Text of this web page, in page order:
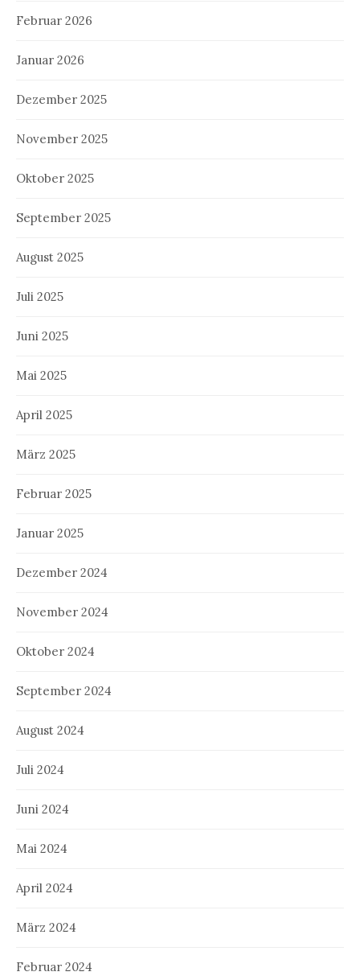
Februar 2026
Januar 2026
Dezember 2025
November 2025
Oktober 2025
September 2025
August 2025
Juli 2025
Juni 2025
Mai 2025
April 2025
März 2025
Februar 2025
Januar 2025
Dezember 2024
November 2024
Oktober 2024
September 2024
August 2024
Juli 2024
Juni 2024
Mai 2024
April 2024
März 2024
Februar 2024